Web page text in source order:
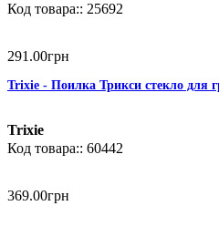
25692
291 .00грн
Trixie - Поилка Трикси стекло для
Trixie
60442
369.00грн